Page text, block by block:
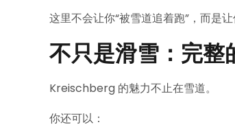
这里不会让你“被雪道追着跑”，而是
不只是滑雪：完整
Kreischberg 的魅力不止在雪道。
你还可以：